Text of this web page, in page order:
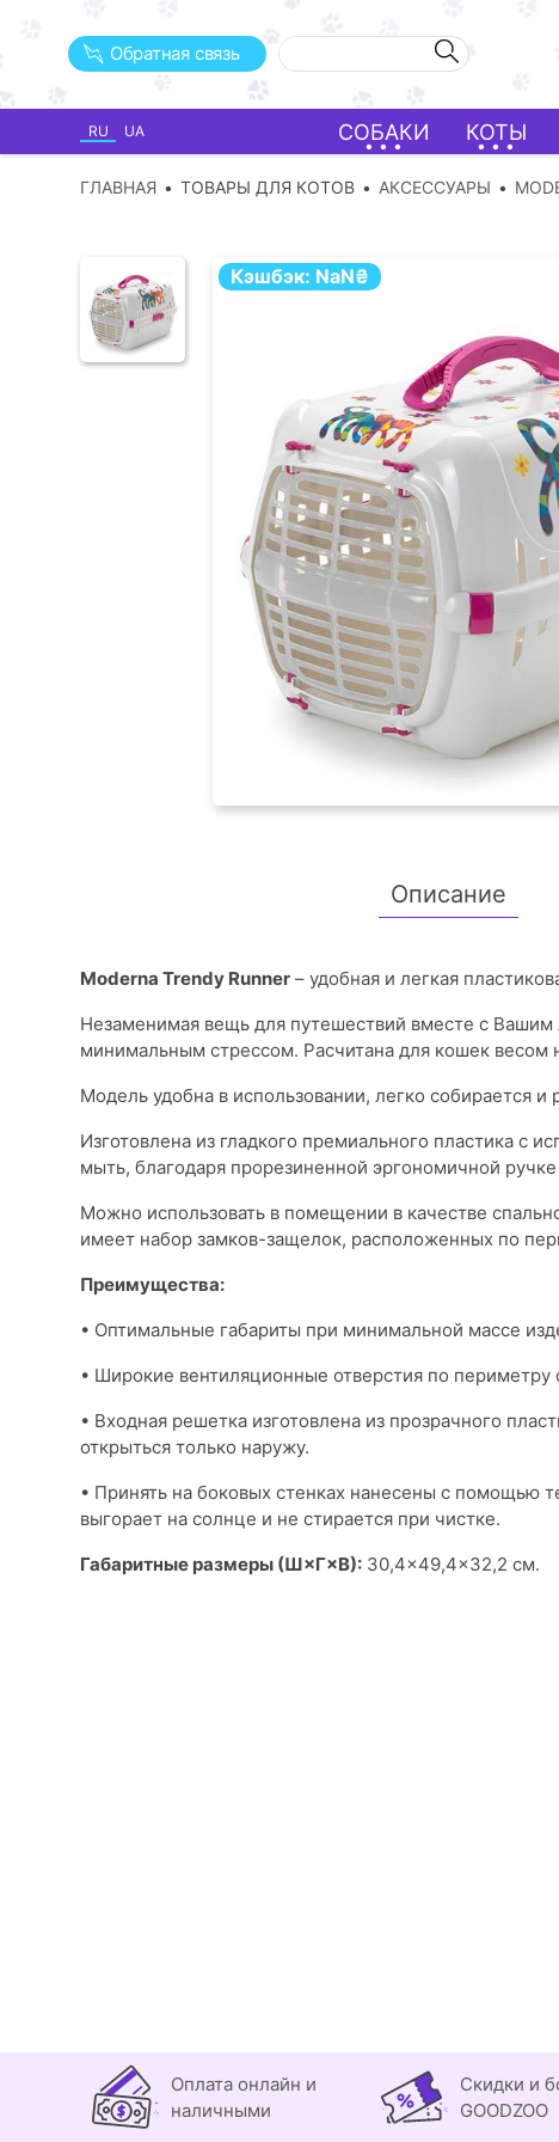
Обратная связь
RU UA СОБАКИ КОТЫ
ГЛАВНАЯ ТОВАРЫ ДЛЯ КОТОВ АКСЕССУАРЫ
Кэшбэк: NaN₴
Описание
Moderna Trendy Runner – удобная и легкая
Незаменимая вещь для путешествий вместе с
минимальным стрессом. Рaсчитана для кошек весом
Модель удобна в использовании, легко собирается
Изготовлена ​​из гладкого премиального пластика с
мыть, благодаря прорезиненной эргономичной
Можно использовать в помещении в качестве
имеет набор замков-защелок, расположенных по
Преимущества:
• Оптимальные габариты при минимальной массе
• Широкие вентиляционные отверстия по
• Входная решетка изготовлена ​​из прозрачного
открыться только наружу.
• Принять на боковых стенках нанесены с помощью
выгорает на солнце и не стирается при чистке.
Габаритные размеры (Ш×Г×В): 30,4×49,4×32,2 см.
Оплата онлайн и
наличными
Скидки и
GOODZOO